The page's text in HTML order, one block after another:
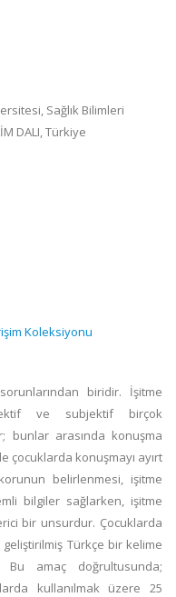
Sağlık Bilimleri
DALI, Türkiye
Koleksiyonu
biridir. İşitme
ve subjektif birçok
bunlar arasında konuşma
çocuklarda konuşmayı ayırt
belirlenmesi, işitme
bilgiler sağlarken, işitme
bir unsurdur. Çocuklarda
Türkçe bir kelime
Bu amaç doğrultusunda;
kullanılmak üzere 25